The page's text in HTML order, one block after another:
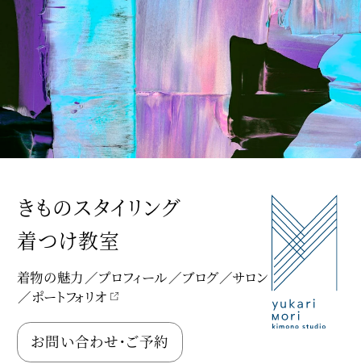
Yukari Mori Kimono Studio
きものスタイリング
着つけ教室
着物の魅力 プロフィール ブログ
サロン
ポートフォリオ
お問い合わせ・ご予約